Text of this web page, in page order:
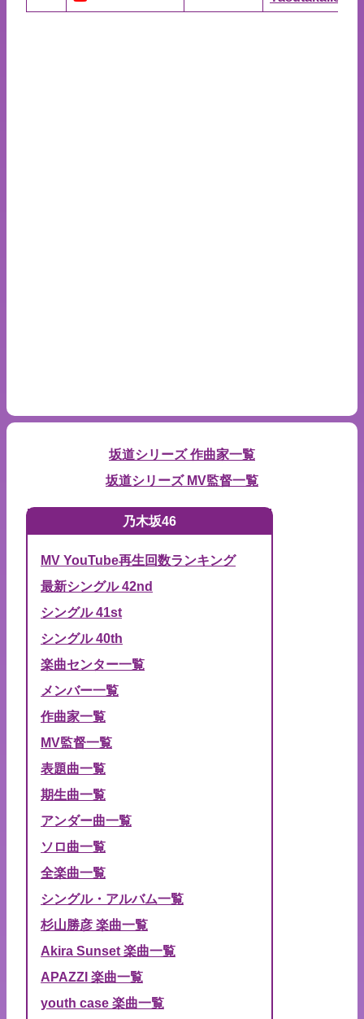
坂道シリーズ 作曲家一覧
坂道シリーズ MV監督一覧
乃木坂46
MV YouTube再生回数ランキング
最新シングル 42nd
シングル 41st
シングル 40th
楽曲センター一覧
メンバー一覧
作曲家一覧
MV監督一覧
表題曲一覧
期生曲一覧
アンダー曲一覧
ソロ曲一覧
全楽曲一覧
シングル・アルバム一覧
杉山勝彦 楽曲一覧
Akira Sunset 楽曲一覧
APAZZI 楽曲一覧
youth case 楽曲一覧